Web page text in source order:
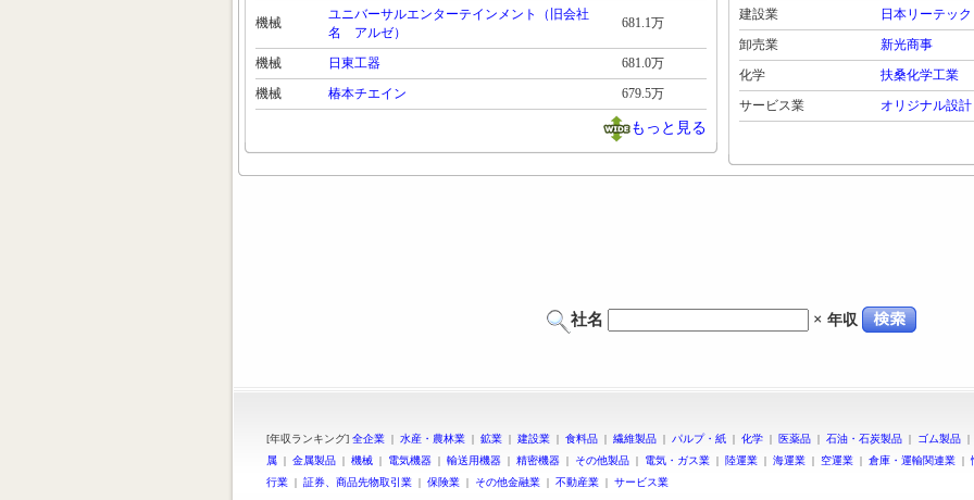
機械
ユニバーサルエンターテインメント（旧会社
名 アルゼ）
681.1万
機械 日東工器
681.0万
機械
椿本チエイン 679.5万
もっと見る
建設業
日本リーテック
卸売業
新光商事
化学
扶桑化学工業
サービス業
オリジナル設計
社名 × 年収
[年収ランキング] 全企業 | 水産・農林業 | 鉱業 | 建設業 | 食料品 | 繊維製品 | パルプ・紙 | 化学 | 医薬品 | 石油・石炭製品 | ゴム製品
属 | 金属製品 | 機械 | 電気機器 | 輸送用機器 | 精密機器 | その他製品 | 電気・ガス業 | 陸運業 | 海運業 | 空運業 | 倉庫・運輸関連業 |
行業 | 証券、商品先物取引業 | 保険業 | その他金融業 | 不動産業 | サービス業